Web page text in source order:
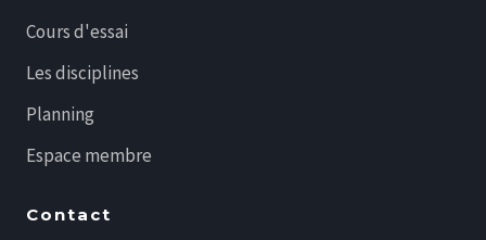
Cours d'essai
Les disciplines
Planning
Espace membre
Contact